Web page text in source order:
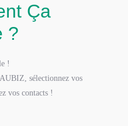
Ça
?
!
sélectionnez vos
vos contacts !